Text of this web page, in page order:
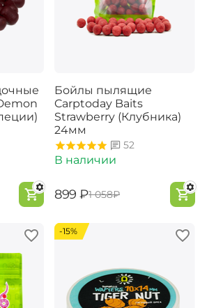
Бойлы пылящие
Carptoday Baits
Strawberry (Клубника)
24мм
52
В наличии
‍899‍ ₽‍1 058‍₽
-15%